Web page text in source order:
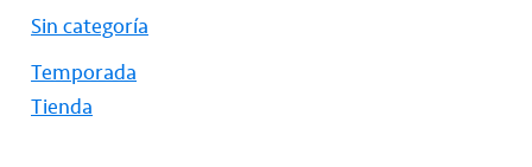
Sin categoría
Temporada
Tienda